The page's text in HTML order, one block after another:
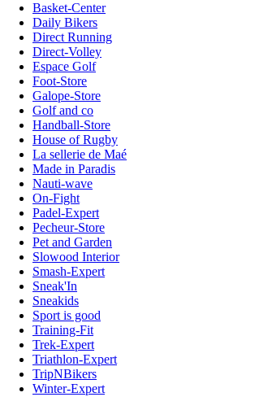
Basket-Center
Daily Bikers
Direct Running
Direct-Volley
Espace Golf
Foot-Store
Galope-Store
Golf and co
Handball-Store
House of Rugby
La sellerie de Maé
Made in Paradis
Nauti-wave
On-Fight
Padel-Expert
Pecheur-Store
Pet and Garden
Slowood Interior
Smash-Expert
Sneak'In
Sneakids
Sport is good
Training-Fit
Trek-Expert
Triathlon-Expert
TripNBikers
Winter-Expert